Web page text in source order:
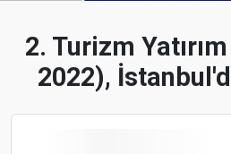
2. Turizm
2022),